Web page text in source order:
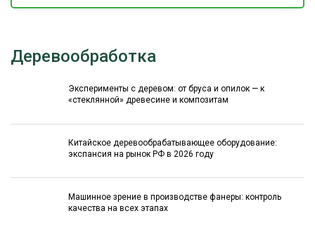
Деревообработка
Эксперименты с деревом: от бруса и опилок — к
«стеклянной» древесине и композитам
Китайское деревообрабатывающее оборудование:
экспансия на рынок РФ в 2026 году
Машинное зрение в производстве фанеры: контроль
качества на всех этапах